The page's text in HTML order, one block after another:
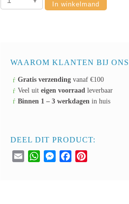
Spokey
loopfiets
In winkelmand
WAAROM KLANTEN BIJ
Gratis verzending vanaf €100
Veel uit eigen voorraad leverbaar
Binnen 1 – 3 werkdagen in huis
DEEL DIT PRODUCT:
Email
WhatsAppMessengerFacebook